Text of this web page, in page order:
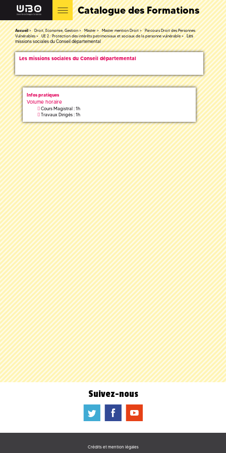
Catalogue des Formations
Accueil Droit, Economie, Gestion Master Master mention Droit
Parcours Droit des Personnes
Vulnérables
UE 2 : Protection des intérêts patrimoniaux et sociaux de la personne vulnérable
Les
missions sociales du Conseil départemental
Les missions sociales du Conseil départemental
Infos pratiques
Volume horaire
Cours Magistral : 1h
Travaux Dirigés : 1h
Suivez-nous
a b f
Crédits et mention légales